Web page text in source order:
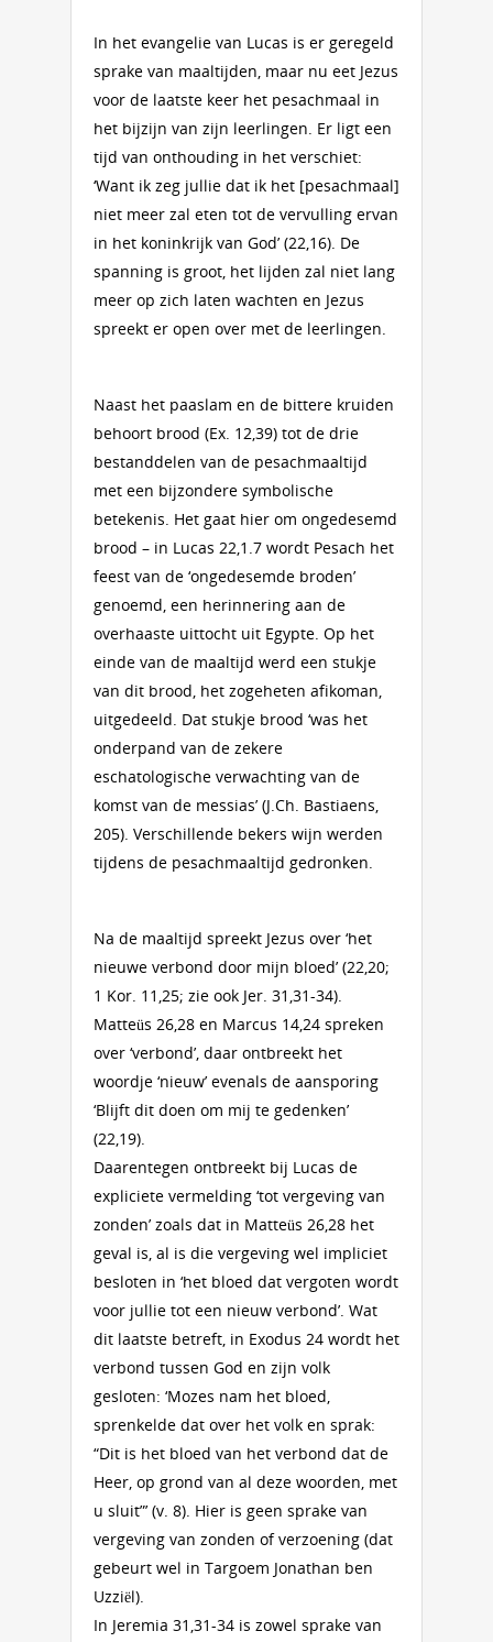
In het evangelie van Lucas is er geregeld
sprake van maaltijden, maar nu eet Jezus
voor de laatste keer het pesachmaal in
het bijzijn van zijn leerlingen. Er ligt een
tijd van onthouding in het verschiet:
‘Want ik zeg jullie dat ik het [pesachmaal]
niet meer zal eten tot de vervulling ervan
in het koninkrijk van God’ (22,16). De
spanning is groot, het lijden zal niet lang
meer op zich laten wachten en Jezus
spreekt er open over met de leerlingen.
Naast het paaslam en de bittere kruiden
behoort brood (Ex. 12,39) tot de drie
bestanddelen van de pesachmaaltijd
met een bijzondere symbolische
betekenis. Het gaat hier om ongedesemd
brood – in Lucas 22,1.7 wordt Pesach het
feest van de ‘ongedesemde broden’
genoemd, een herinnering aan de
overhaaste uittocht uit Egypte. Op het
einde van de maaltijd werd een stukje
van dit brood, het zogeheten afikoman,
uitgedeeld. Dat stukje brood ‘was het
onderpand van de zekere
eschatologische verwachting van de
komst van de messias’ (J.Ch. Bastiaens,
205). Verschillende bekers wijn werden
tijdens de pesachmaaltijd gedronken.
Na de maaltijd spreekt Jezus over ‘het
nieuwe verbond door mijn bloed’ (22,20;
1 Kor. 11,25; zie ook Jer. 31,31-34).
Matteüs 26,28 en Marcus 14,24 spreken
over ‘verbond’, daar ontbreekt het
woordje ‘nieuw’ evenals de aansporing
‘Blijft dit doen om mij te gedenken’
(22,19).
Daarentegen ontbreekt bij Lucas de
expliciete vermelding ‘tot vergeving van
zonden’ zoals dat in Matteüs 26,28 het
geval is, al is die vergeving wel impliciet
besloten in ‘het bloed dat vergoten wordt
voor jullie tot een nieuw verbond’. Wat
dit laatste betreft, in Exodus 24 wordt het
verbond tussen God en zijn volk
gesloten: ‘Mozes nam het bloed,
sprenkelde dat over het volk en sprak:
“Dit is het bloed van het verbond dat de
Heer, op grond van al deze woorden, met
u sluit”’ (v. 8). Hier is geen sprake van
vergeving van zonden of verzoening (dat
gebeurt wel in Targoem Jonathan ben
Uzziël).
In Jeremia 31,31-34 is zowel sprake van